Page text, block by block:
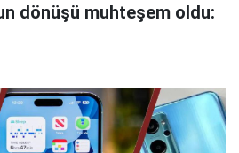
dönüşü muhteşem oldu: